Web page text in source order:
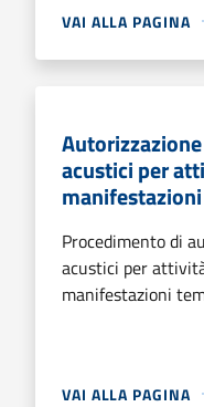
VAI ALLA PAGINA
acustici per
Procedimento di
acustici per
manifestazioni
VAI ALLA PAGINA